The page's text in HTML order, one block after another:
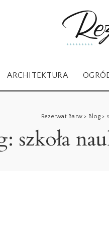
ARCHITEKTURA
Rezerwat Barw > Blog>
szkoła